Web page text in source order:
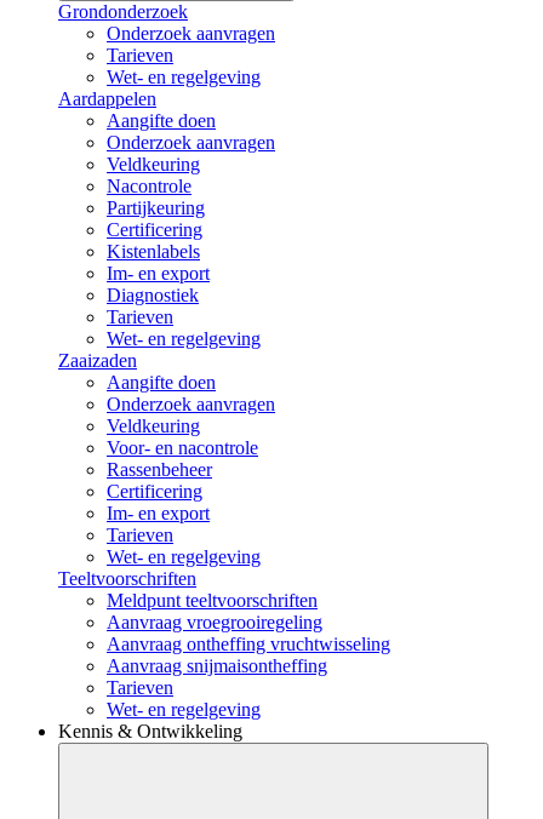
Grondonderzoek
Onderzoek aanvragen
Tarieven
Wet- en regelgeving
Aardappelen
Aangifte doen
Onderzoek aanvragen
Veldkeuring
Nacontrole
Partijkeuring
Certificering
Kistenlabels
Im- en export
Diagnostiek
Tarieven
Wet- en regelgeving
Zaaizaden
Aangifte doen
Onderzoek aanvragen
Veldkeuring
Voor- en nacontrole
Rassenbeheer
Certificering
Im- en export
Tarieven
Wet- en regelgeving
Teeltvoorschriften
Meldpunt teeltvoorschriften
Aanvraag vroegrooiregeling
Aanvraag ontheffing vruchtwisseling
Aanvraag snijmaisontheffing
Tarieven
Wet- en regelgeving
Kennis & Ontwikkeling